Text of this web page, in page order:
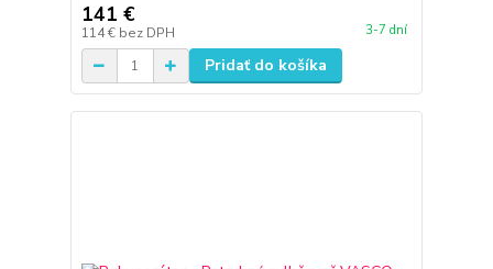
141 €
114 € bez DPH 3-7 dní
Pridať do košíka